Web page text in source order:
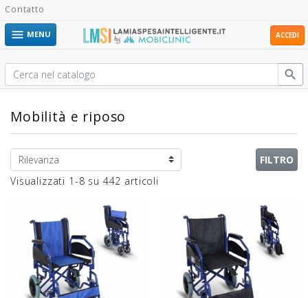
Contatto
 MENU ACCEDI

Mobilità e riposo
FILTRO
Visualizzati 1-8 su 442 articoli